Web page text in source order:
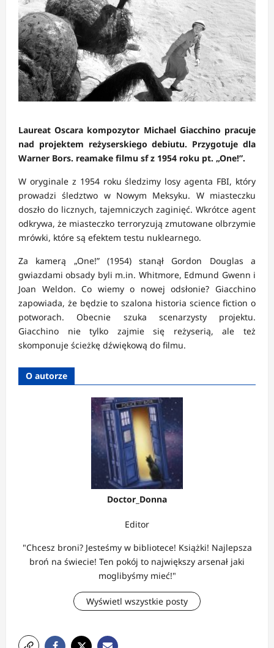
Laureat Oscara kompozytor Michael Giacchino pracuje
nad projektem reżyserskiego debiutu. Przygotuje dla
Warner Bors. reamake filmu sf z 1954 roku pt. „One!”.
W oryginale z 1954 roku śledzimy losy agenta FBI, który
prowadzi śledztwo w Nowym Meksyku. W miasteczku
doszło do licznych, tajemniczych zaginięć. Wkrótce agent
odkrywa, że miasteczko terroryzują zmutowane olbrzymie
mrówki, które są efektem testu nuklearnego.
Za kamerą „One!” (1954) stanął Gordon Douglas a
gwiazdami obsady byli m.in. Whitmore, Edmund Gwenn i
Joan Weldon. Co wiemy o nowej odsłonie? Giacchino
zapowiada, że będzie to szalona historia science fiction o
potworach. Obecnie szuka scenarzysty projektu.
Giacchino nie tylko zajmie się reżyserią, ale też
skomponuje ścieżkę dźwiękową do filmu.
O autorze
Doctor_Donna
Editor
"Chcesz broni? Jesteśmy w bibliotece! Książki! Najlepsza
broń na świecie! Ten pokój to największy arsenał jaki
moglibyśmy mieć!"
Wyświetl wszystkie posty